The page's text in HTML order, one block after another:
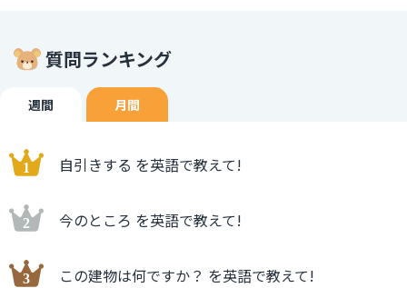
質問ランキング
週間 月間
自引きする を英語で教えて!
今のところ を英語で教えて!
この建物は何ですか？ を英語で教えて!